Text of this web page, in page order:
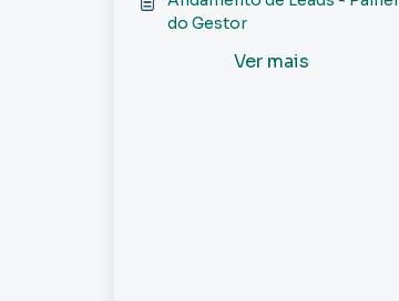
do Gestor
Ver mais